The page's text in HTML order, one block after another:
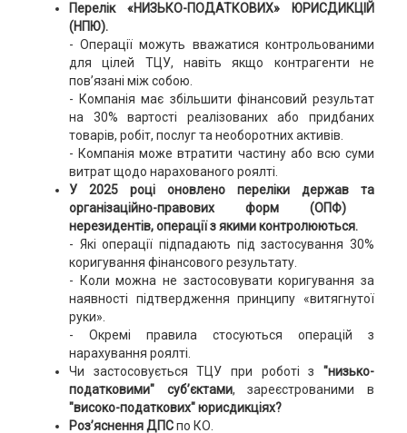
Перелік «НИЗЬКО-ПОДАТКОВИХ» ЮРИСДИКЦІЙ
(НПЮ).
- Операції можуть вважатися контрольованими
для цілей ТЦУ, навіть якщо контрагенти не
пов’язані між собою.
- Компанія має збільшити фінансовий результат
на 30% вартості реалізованих або придбаних
товарів, робіт, послуг та необоротних активів.
- Компанія може втратити частину або всю суми
витрат щодо нарахованого роялті.
У 2025 році оновлено переліки держав та
організаційно-правових форм (ОПФ)
нерезидентів,операції з якими контролюються.
- Які операції підпадають під застосування 30%
коригування фінансового результату.
- Коли можна не застосовувати коригування за
наявності підтвердження принципу «витягнутої
руки».
- Окремі правила стосуються операцій з
нарахування роялті.
Чи застосовується ТЦУ при роботі з"низько-
податковими" суб’єктами, зареєстрованими в
"високо-податкових" юрисдикціях?
Роз’яснення ДПСпо КО.